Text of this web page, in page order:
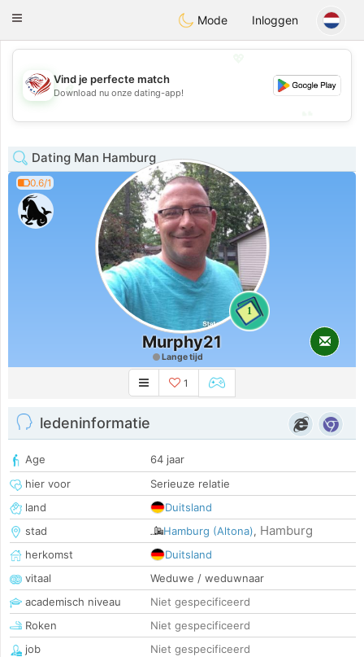
StatesDating
Toggle
Mode Inloggen
💖
💕
Vind je perfecte match
Download nu onze dating-app!
Dating Man Hamburg
0.6/1
1
Murphy21
Lange tijd
1
ledeninformatie
Age
64 jaar
hier voor
Serieuze relatie
land
Duitsland
stad
Hamburg (Altona), Hamburg
herkomst
Duitsland
vitaal
Weduwe / weduwnaar
academisch niveau
Niet gespecificeerd
Roken
Niet gespecificeerd
job
Niet gespecificeerd